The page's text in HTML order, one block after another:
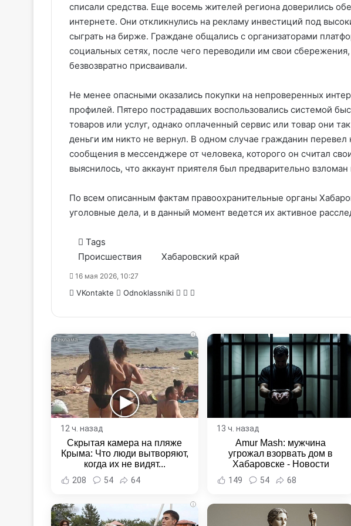
списали средства. Еще восемь жителей региона доверились
интернете. Они откликнулись на рекламу инвестиций под
сыграть на бирже. Граждане общались с организаторами
социальных сетях, после чего переводили им свои
безвозвратно присваивали.
Не менее опасными оказались покупки на непроверенных
профилей. Пятеро пострадавших воспользовались системой
товаров или услуг, однако оплаченный сервис или товар они
деньги им никто не вернул. В одном случае гражданин
сообщения в мессенджере от человека, которого он считал
выяснилось, что аккаунт приятеля был предварительно
По всем описанным фактам правоохранительные органы
уголовные дела, и в данный момент ведется их активное
Tags
Происшествия
Хабаровский край
16 мая 2026, 10:27
VKontakte Odnoklassniki WhatsApp
Telegram
Email
i
12 ч. назад
Скрытая камера на пляже
Крыма: Что люди вытворяют,
когда их не видят...
208 54 64
13 ч. назад
Amur Mash: мужчина
угрожал взорвать дом в
Хабаровске - Новости
Хабаровска и Хабаровского
края
149 54 68
i